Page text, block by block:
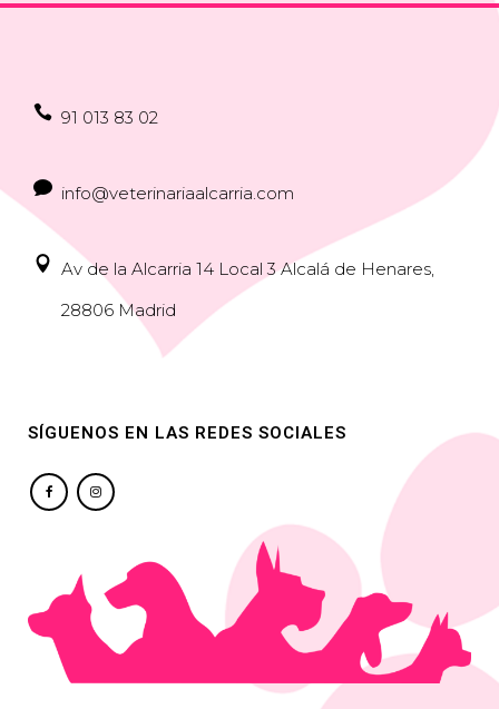
91 013 83 02
info@veterinariaalcarria.com
Av de la Alcarria 14 Local 3 Alcalá de Henares,
28806 Madrid
SÍGUENOS EN LAS REDES SOCIALES